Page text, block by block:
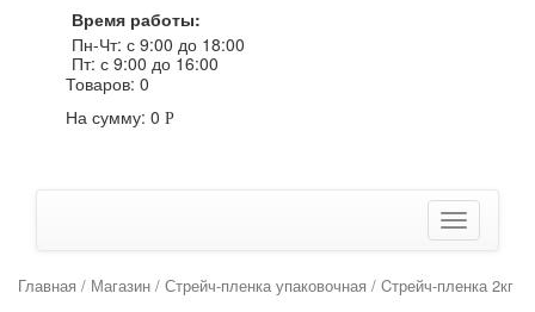
Время работы:
Пн-Чт: с 9:00 до 18:00
Пт: с 9:00 до 16:00
Товаров: 0
На сумму: 0 Р
Показать/
Скрыть
Главная / Магазин / Стрейч-пленка упаковочная / Cтрейч-пленка 2кг